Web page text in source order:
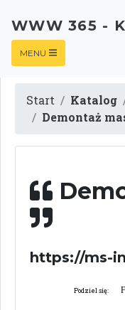
WWW 365 -
MENU
Start Katalog
Demontaż
https://ms-
Podziel się: